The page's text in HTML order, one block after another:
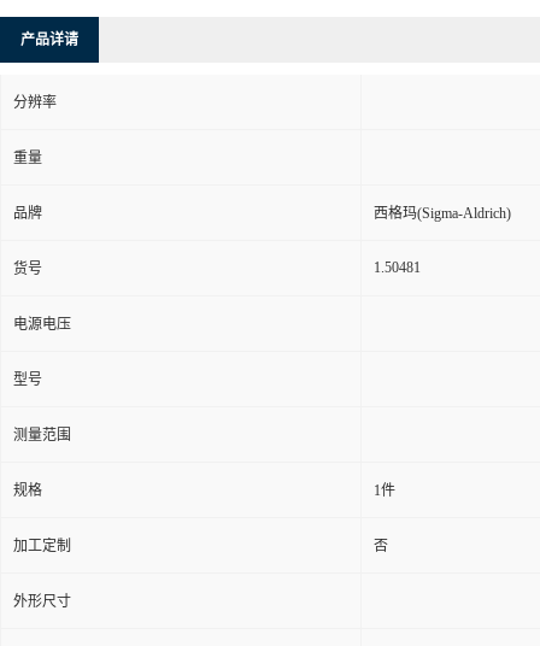
产品详请
分辨率
重量
品牌 西格玛(Sigma-Aldrich)
货号 1.50481
电源电压
型号
测量范围
规格 1件
加工定制 否
外形尺寸